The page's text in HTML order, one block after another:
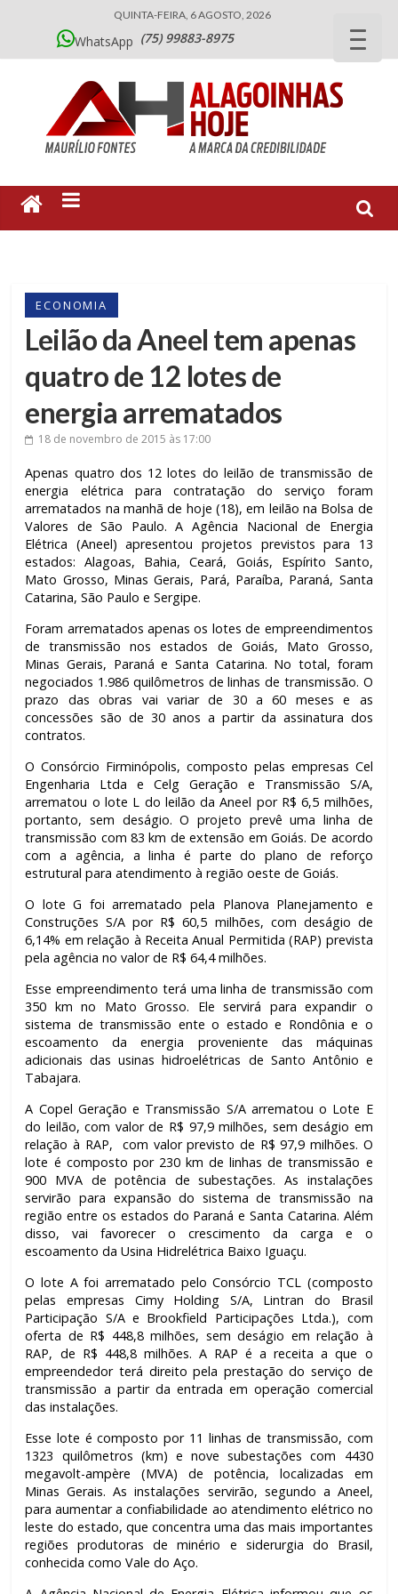
QUINTA-FEIRA, 6 AGOSTO, 2026
WhatsApp (75) 99883-8975
ECONOMIA
Leilão da Aneel tem apenas
quatro de 12 lotes de
energia arrematados
18 de novembro de 2015 às 17:00
Apenas quatro dos 12 lotes do leilão de transmissão de
energia elétrica para contratação do serviço foram
arrematados na manhã de hoje (18), em leilão na Bolsa de
Valores de São Paulo. A Agência Nacional de Energia
Elétrica (Aneel) apresentou projetos previstos para 13
estados: Alagoas, Bahia, Ceará, Goiás, Espírito Santo,
Mato Grosso, Minas Gerais, Pará, Paraíba, Paraná, Santa
Catarina, São Paulo e Sergipe.
Foram arrematados apenas os lotes de empreendimentos
de transmissão nos estados de Goiás, Mato Grosso,
Minas Gerais, Paraná e Santa Catarina. No total, foram
negociados 1.986 quilômetros de linhas de transmissão. O
prazo das obras vai variar de 30 a 60 meses e as
concessões são de 30 anos a partir da assinatura dos
contratos.
O Consórcio Firminópolis, composto pelas empresas Cel
Engenharia Ltda e Celg Geração e Transmissão S/A,
arrematou o lote L do leilão da Aneel por R$ 6,5 milhões,
portanto, sem deságio. O projeto prevê uma linha de
transmissão com 83 km de extensão em Goiás. De acordo
com a agência, a linha é parte do plano de reforço
estrutural para atendimento à região oeste de Goiás.
O lote G foi arrematado pela Planova Planejamento e
Construções S/A por R$ 60,5 milhões, com deságio de
6,14% em relação à Receita Anual Permitida (RAP) prevista
pela agência no valor de R$ 64,4 milhões.
Esse empreendimento terá uma linha de transmissão com
350 km no Mato Grosso. Ele servirá para expandir o
sistema de transmissão ente o estado e Rondônia e o
escoamento da energia proveniente das máquinas
adicionais das usinas hidroelétricas de Santo Antônio e
Tabajara.
A Copel Geração e Transmissão S/A arrematou o Lote E
do leilão, com valor de R$ 97,9 milhões, sem deságio em
relação à RAP, com valor previsto de R$ 97,9 milhões. O
lote é composto por 230 km de linhas de transmissão e
900 MVA de potência de subestações. As instalações
servirão para expansão do sistema de transmissão na
região entre os estados do Paraná e Santa Catarina. Além
disso, vai favorecer o crescimento da carga e o
escoamento da Usina Hidrelétrica Baixo Iguaçu.
O lote A foi arrematado pelo Consórcio TCL (composto
pelas empresas Cimy Holding S/A, Lintran do Brasil
Participação S/A e Brookfield Participações Ltda.), com
oferta de R$ 448,8 milhões, sem deságio em relação à
RAP, de R$ 448,8 milhões. A RAP é a receita a que o
empreendedor terá direito pela prestação do serviço de
transmissão a partir da entrada em operação comercial
das instalações.
Esse lote é composto por 11 linhas de transmissão, com
1323 quilômetros (km) e nove subestações com 4430
megavolt-ampère (MVA) de potência, localizadas em
Minas Gerais. As instalações servirão, segundo a Aneel,
para aumentar a confiabilidade ao atendimento elétrico no
leste do estado, que concentra uma das mais importantes
regiões produtoras de minério e siderurgia do Brasil,
conhecida como Vale do Aço.